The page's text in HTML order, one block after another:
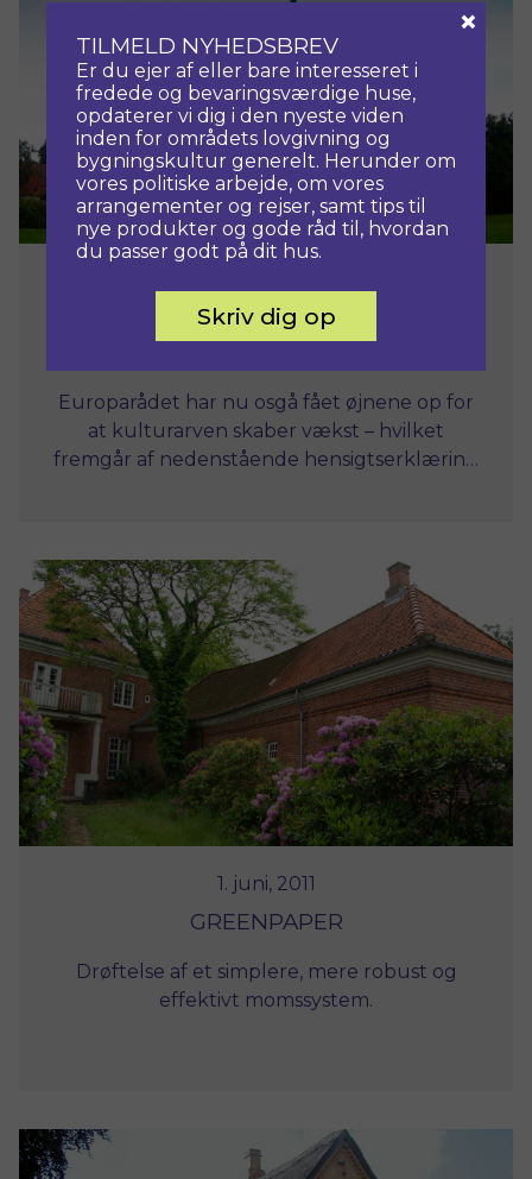
KULTURARVEN – EN RESSOURCE FOR
Europarådet har nu osgå fået øjnene op for
at kulturarven skaber vækst – hvilket
fremgår af nedenstående hensigtserklæring
1. juni, 2011
GREENPAPER
Drøftelse af et simplere, mere robust og
effektivt momssystem.
TILMELD NYHEDSBREV
Er du ejer af eller bare interesseret i
fredede og bevaringsværdige huse,
opdaterer vi dig i den nyeste viden
inden for områdets lovgivning og
bygningskultur generelt. Herunder om
vores politiske arbejde, om vores
arrangementer og rejser, samt tips til
nye produkter og gode råd til, hvordan
du passer godt på dit hus.
Skriv dig op
×